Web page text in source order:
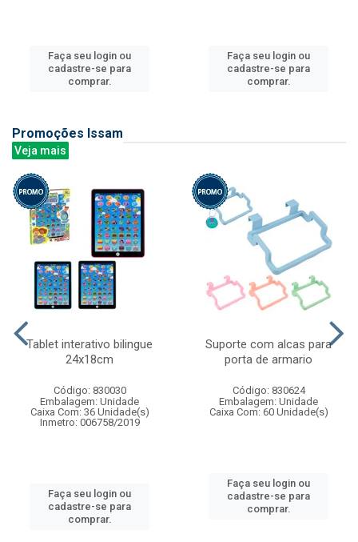
Faça seu login ou
cadastre-se para
comprar.
Faça seu login ou
cadastre-se para
comprar.
Promoções Issam
Veja mais
Tablet interativo bilingue
24x18cm
Código: 830030
Embalagem: Unidade
Caixa Com: 36 Unidade(s)
Inmetro: 006758/2019
Faça seu login ou
cadastre-se para
comprar.
Suporte com alcas para
porta de armario
Código: 830624
Embalagem: Unidade
Caixa Com: 60 Unidade(s)
Faça seu login ou
cadastre-se para
comprar.